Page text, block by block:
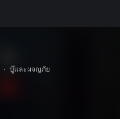
• บู๊และผจญภัย